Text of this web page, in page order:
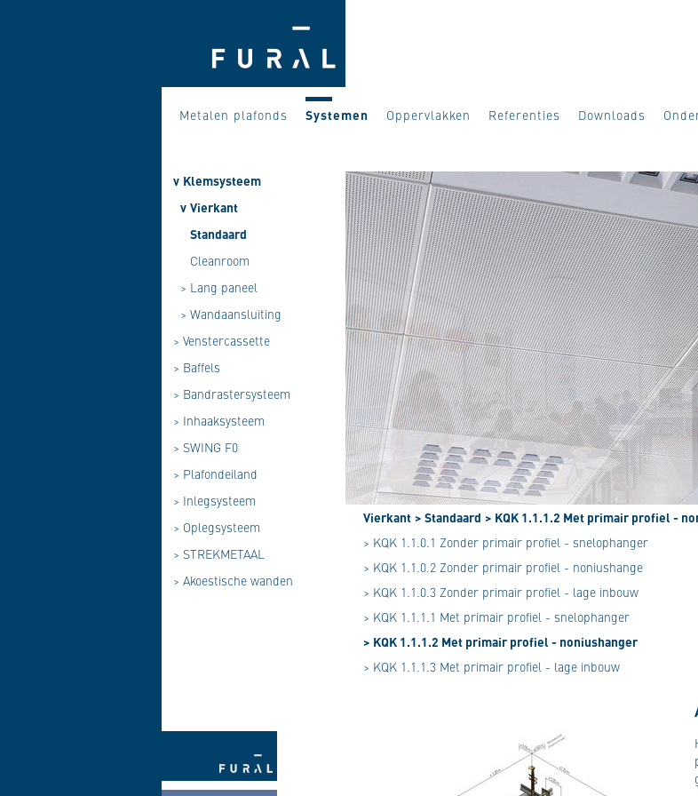
Metalen plafonds Systemen Oppervlakken Referenties Downloads
v Klemsysteem
v Vierkant
Standaard
Cleanroom
> Lang paneel
> Wandaansluiting
> Venstercassette
> Baffels
> Bandrastersysteem
> Inhaaksysteem
> SWING F0
> Plafondeiland
> Inlegsysteem
> Oplegsysteem
> STREKMETAAL
> Akoestische wanden
Vierkant > Standaard > KQK 1.1.1.2 Met primair profiel -
> KQK 1.1.0.1 Zonder primair profiel - snelophanger
> KQK 1.1.0.2 Zonder primair profiel - noniushange
> KQK 1.1.0.3 Zonder primair profiel - lage inbouw
> KQK 1.1.1.1 Met primair profiel - snelophanger
> KQK 1.1.1.2 Met primair profiel - noniushanger
> KQK 1.1.1.3 Met primair profiel - lage inbouw